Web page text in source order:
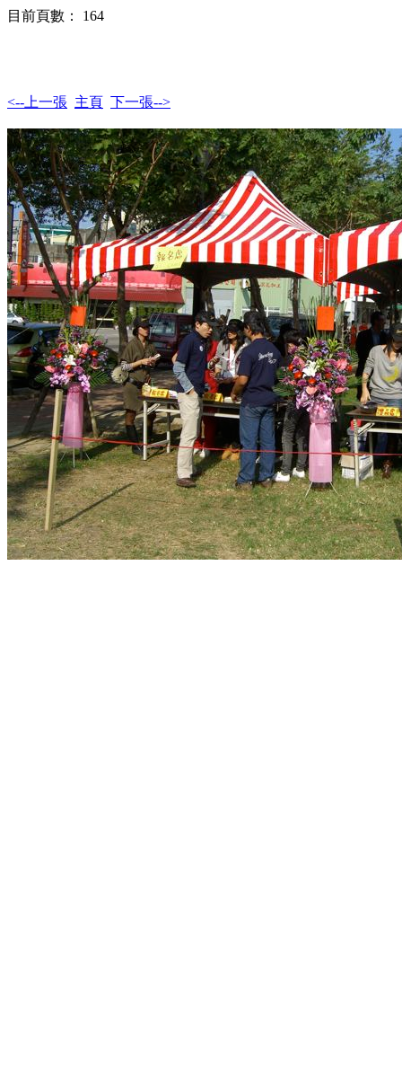
目前頁數： 164
<--上一張 主頁 下一張-->